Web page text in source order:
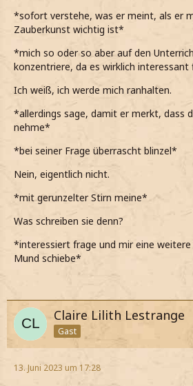
*sofort verstehe, was er meint, als er
Zauberkunst wichtig ist*
*mich so oder so aber auf den
konzentriere, da es wirklich interessant
Ich weiß, ich werde mich ranhalten.
*allerdings sage, damit er merkt, dass
nehme*
*bei seiner Frage überrascht blinzel*
Nein, eigentlich nicht.
*mit gerunzelter Stirn meine*
Was schreiben sie denn?
*interessiert frage und mir eine weitere
Mund schiebe*
Claire Lilith Lestrange
Gast
13. Juni 2023 um 17:28